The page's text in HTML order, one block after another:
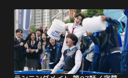
チャンネルへの出演などで話題を集
めるウォンデ陣営は、着実に支持を
拡大。一方、焦燥を募らせるサンヒ
ョンは次第に苛立ちを隠せなくな
り、陣営内にも不穏な空気が漂い始
める。